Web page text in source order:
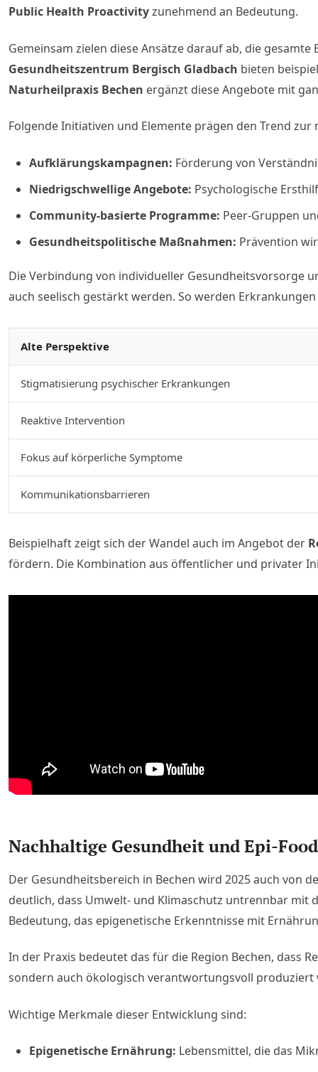
Public Health Proactivityzunehmend an Bedeutung.
Gemeinsam zielen diese Ansätze darauf ab, die
Gesundheitszentrum Bergisch Gladbach bieten
Naturheilpraxis Bechen ergänzt diese Angebote mit
Folgende Initiativen und Elemente prägen den Trend
Aufklärungskampagnen: Förderung von
Niedrigschwellige Angebote: Psychologische
Community-basierte Programme: Peer-Gruppen
Gesundheitspolitische Maßnahmen: Prävention
Die Verbindung von individueller Gesundheitsvorsorge
auch seelisch gestärkt werden. So werden
Alte Perspektive
Stigmatisierung psychischer Erkrankungen
Reaktive Intervention
Fokus auf körperliche Symptome
Kommunikationsbarrieren
Beispielhaft zeigt sich der Wandel auch im Angebot der
fördern. Die Kombination aus öffentlicher und privater
Nachhaltige Gesundheit und Epi-
Der Gesundheitsbereich in Bechen wird 2025 auch von
deutlich, dass Umwelt- und Klimaschutz untrennbar
Bedeutung, das epigenetische Erkenntnisse mit
In der Praxis bedeutet das für die Region Bechen, dass
sondern auch ökologisch verantwortungsvoll
Wichtige Merkmale dieser Entwicklung sind:
Epigenetische Ernährung: Lebensmittel, die das